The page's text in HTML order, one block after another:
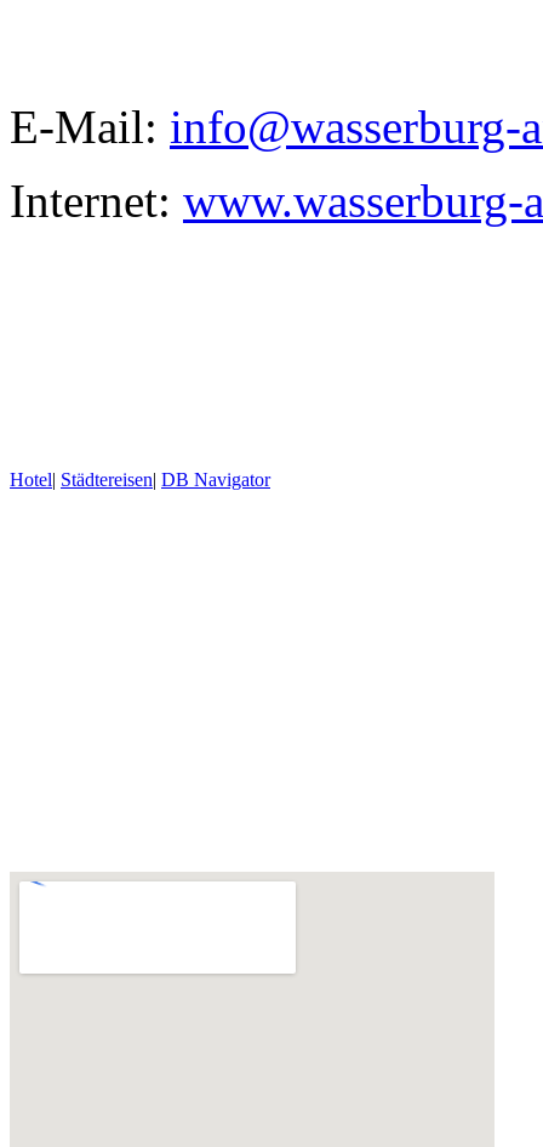
E-Mail: info@wasserburg-
Internet: www.wasserburg-
Hotel| Städtereisen| DB Navigator